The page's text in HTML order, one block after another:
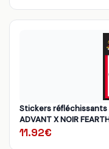
Stickers réfléchissants
ADVANT X NOIR
11.92€